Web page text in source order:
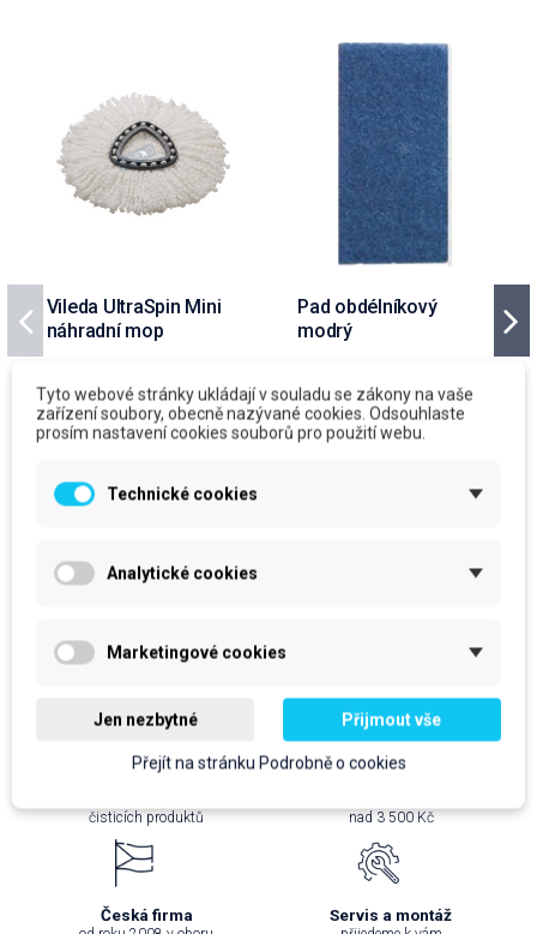
Vileda UltraSpin Mini
náhradní mop
cena za kus: 147 Kč bez DPH
Očekáváme dodání zboží
147 Kč
Do košíku
Pad obdélníkový
modrý
cena za kus: 49 Kč bez DPH
Skladem
čisticích produktů nad 3 500 Kč
Česká firma Servis a montáž
Tyto webové stránky ukládají v souladu se zákony na vaše
zařízení soubory, obecně nazývané cookies. Odsouhlaste
prosím nastavení cookies souborů pro použití webu.
Technické cookies
Analytické cookies
Marketingové cookies
Jen nezbytné Přijmout vše
Přejít na stránku Podrobně o cookies